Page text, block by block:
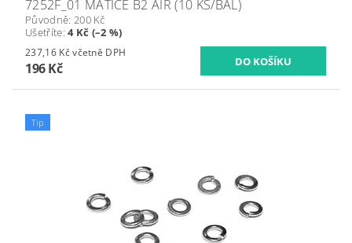
7252F_01 MATICE B2 AIR (10 KS/BAL)
Původně: 200 Kč
Ušetříte:4 Kč (–2 %)
237,16 Kč včetně DPH
196 Kč
Tip